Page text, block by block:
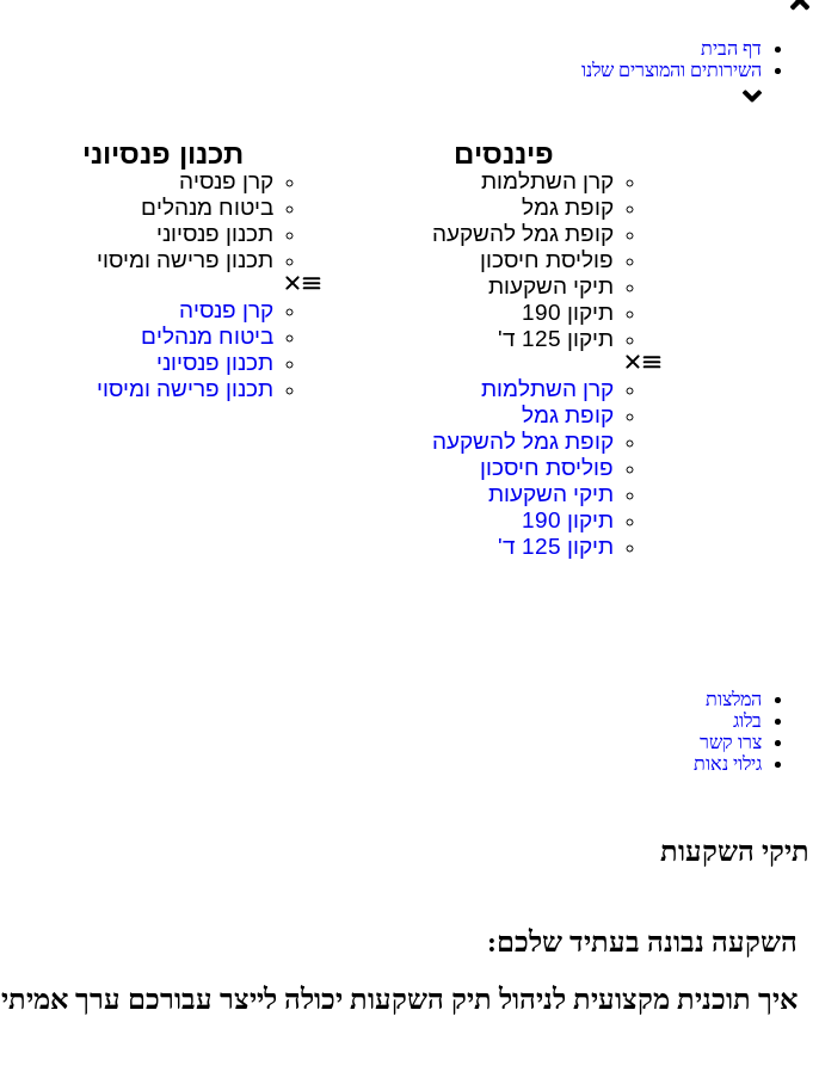
דף הבית
השירותים והמוצרים שלנו
פיננסים
קרן השתלמות
קופת גמל
קופת גמל להשקעה
פוליסת חיסכון
תיקי השקעות
תיקון 190
תיקון 125 ד'
קרן השתלמות
קופת גמל
קופת גמל להשקעה
פוליסת חיסכון
תיקי השקעות
תיקון 190
תיקון 125 ד'
תכנון פנסיוני
קרן פנסיה
ביטוח מנהלים
תכנון פנסיוני
תכנון פרישה ומיסוי
קרן פנסיה
ביטוח מנהלים
תכנון פנסיוני
תכנון פרישה ומיסוי
המלצות
בלוג
צרו קשר
גילוי נאות
תיקי השקעות
השקעה נבונה בעתיד שלכם:
איך תוכנית מקצועית לניהול תיק השקעות יכולה לייצר עבורכם ערך אמיתי